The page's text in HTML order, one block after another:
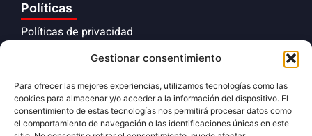
Gestionar consentimiento
Para ofrecer las mejores experiencias, utilizamos tecnologías como las
cookies para almacenar y/o acceder a la información del dispositivo. El
consentimiento de estas tecnologías nos permitirá procesar datos como
el comportamiento de navegación o las identificaciones únicas en este
Políticas
Políticas de privacidad
Políticas de cookies
Cumplimiento normativo